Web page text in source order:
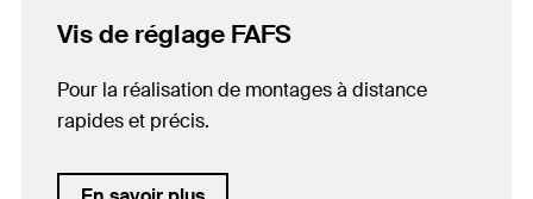
Vis de réglage FAFS
Pour la réalisation de montages à distance
rapides et précis.